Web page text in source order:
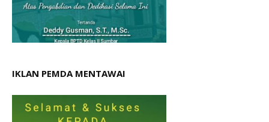
IKLAN PEMDA MENTAWAI